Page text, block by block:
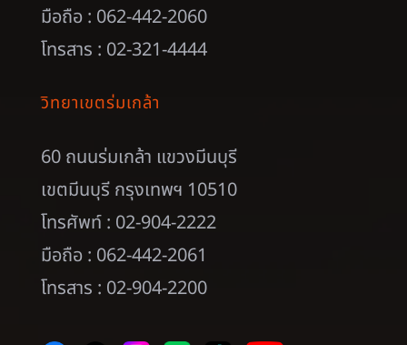
มือถือ : 062-442-2060
โทรสาร : 02-321-4444
วิทยาเขตร่มเกล้า
60 ถนนร่มเกล้า แขวงมีนบุรี
เขตมีนบุรี กรุงเทพฯ 10510
โทรศัพท์ : 02-904-2222
มือถือ : 062-442-2061
โทรสาร : 02-904-2200